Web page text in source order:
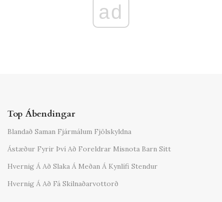
ad
Top Ábendingar
Blandað Saman Fjármálum Fjölskyldna
Ástæður Fyrir Því Að Foreldrar Misnota Barn Sitt
Hvernig Á Að Slaka Á Meðan Á Kynlífi Stendur
Hvernig Á Að Fá Skilnaðarvottorð